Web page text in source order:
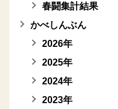
春闘集計結果
かべしんぶん
2026年
2025年
2024年
2023年